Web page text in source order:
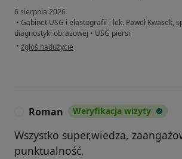
6 sierpnia 2026
• Gabinet USG i elastografii - lek. Paweł Kwasek,
diagnostyki obrazowej • USG piersi
• w opinii użytkownika Agnieszka
zgłoś nadużycie
Roman Weryfikacja wizyty
Wszystko super,wiedza,
punktualność,